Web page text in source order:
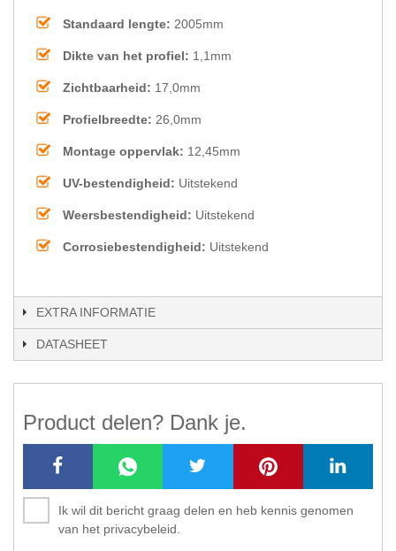
Standaard lengte: 2005mm
Dikte van het profiel: 1,1mm
Zichtbaarheid: 17,0mm
Profielbreedte: 26,0mm
Montage oppervlak: 12,45mm
UV-bestendigheid: Uitstekend
Weersbestendigheid: Uitstekend
Corrosiebestendigheid: Uitstekend
EXTRA INFORMATIE
DATASHEET
Product delen? Dank je.
Ik wil dit bericht graag delen en heb kennis genomen
van het privacybeleid.